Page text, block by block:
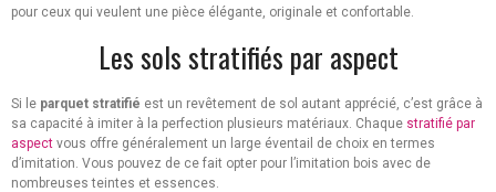
pour ceux qui veulent une pièce élégante, originale et confortable.
Les sols stratifiés par aspect
Si le parquet stratifié est un revêtement de sol autant apprécié, c’est grâce à
sa capacité à imiter à la perfection plusieurs matériaux. Chaque stratifié par
aspect vous offre généralement un large éventail de choix en termes
d’imitation. Vous pouvez de ce fait opter pour l’imitation bois avec de
nombreuses teintes et essences.